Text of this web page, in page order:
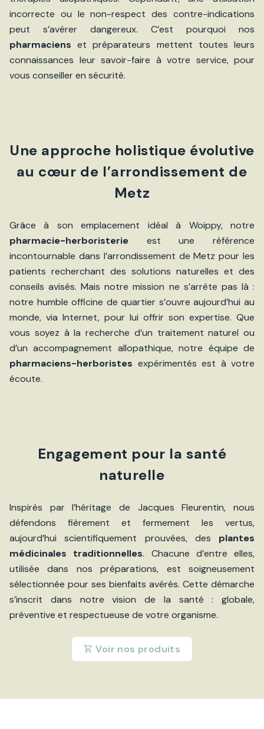
incorrecte ou le non-respect des contre-indications
peut s’avérer dangereux. C’est pourquoi nos
pharmaciens et préparateurs mettent toutes leurs
connaissances leur savoir-faire à votre service, pour
vous conseiller en sécurité.
Une approche holistique évolutive
au cœur de l’arrondissement de
Metz
Grâce à son emplacement idéal à Woippy, notre
pharmacie-herboristerie est une référence
incontournable dans l’arrondissement de Metz pour les
patients recherchant des solutions naturelles et des
conseils avisés. Mais notre mission ne s’arrête pas là :
notre humble officine de quartier s’ouvre aujourd’hui au
monde, via Internet, pour lui offrir son expertise. Que
vous soyez à la recherche d’un traitement naturel ou
d’un accompagnement allopathique, notre équipe de
pharmaciens-herboristes expérimentés est à votre
écoute.
Engagement pour la santé
naturelle
Inspirés par l’héritage de Jacques Fleurentin, nous
défendons fièrement et fermement les vertus,
aujourd’hui scientifiquement prouvées, des plantes
médicinales traditionnelles. Chacune d’entre elles,
utilisée dans nos préparations, est soigneusement
sélectionnée pour ses bienfaits avérés. Cette démarche
s’inscrit dans notre vision de la santé : globale,
préventive et respectueuse de votre organisme.
Voir nos produits